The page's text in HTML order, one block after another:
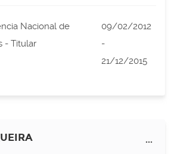
Nacional de
- Titular
09/02/2012
-
21/12/2015
...